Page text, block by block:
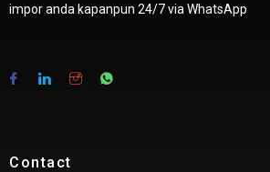
impor anda kapanpun 24/7 via WhatsApp
Contact